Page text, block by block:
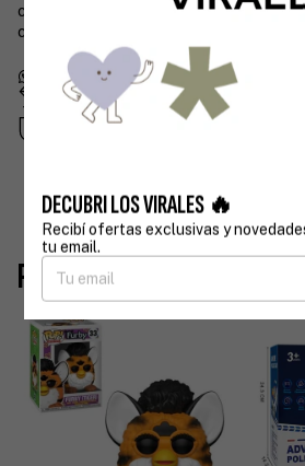
casa o salidas. ¡Un compañero divertido
chicos!
Devoluciones gratis
Hasta 30 días después de tu compra
Compra segura
Productos similares
DECUBRI LOS VIRALES 🔥
Recibí ofertas exclusivas y
tu email.